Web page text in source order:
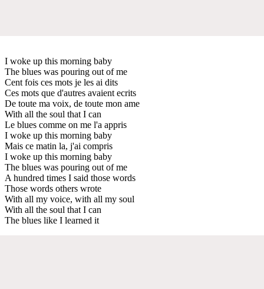
I woke up this morning baby
The blues was pouring out of me
Cent fois ces mots je les ai dits
Ces mots que d'autres avaient ecrits
De toute ma voix, de toute mon ame
With all the soul that I can
Le blues comme on me l'a appris
I woke up this morning baby
Mais ce matin la, j'ai compris
I woke up this morning baby
The blues was pouring out of me
A hundred times I said those words
Those words others wrote
With all my voice, with all my soul
With all the soul that I can
The blues like I learned it